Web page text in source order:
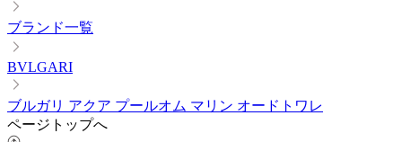
ブランド一覧
BVLGARI
ブルガリ アクア プールオム マリン オードトワレ
ページトップへ